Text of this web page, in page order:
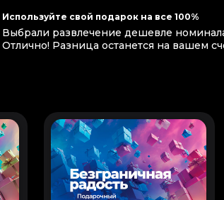
Используйте свой подарок на все 100%
Выбрали развлечение дешевле
Отлично! Разница останется на вашем